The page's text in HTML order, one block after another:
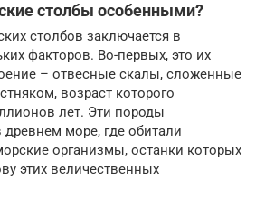
столбы особенными?
столбов заключается в
факторов. Во-первых, это их
– отвесные скалы, сложенные
возраст которого
лет. Эти породы
море, где обитали
организмы, останки которых
этих величественных